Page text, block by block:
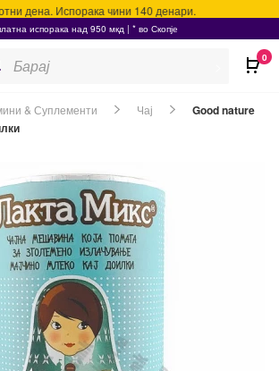
дена. Испорака чини 140 денари.
испорака над 950 мкд | * во Скопје
search
& Суплементи Чај
Good nature
0